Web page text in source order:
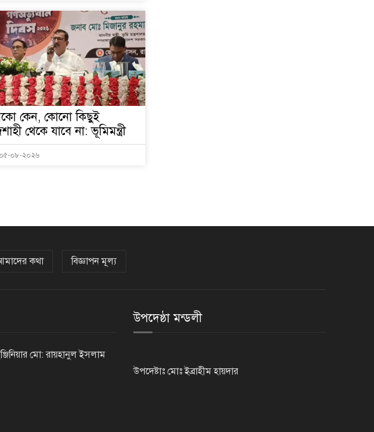
কেন, কোনো কিছুই
থেকে যাবে না: ভূমিমন্ত্রী
০৫-০৮-২০২৬
কথা বিজ্ঞাপন মূল্য
মো: রায়হানুল ইসলাম
উপদেষ্ঠা মন্ডলী
উপদেষ্টাঃ মোঃ ইব্রাহীম হায়দার